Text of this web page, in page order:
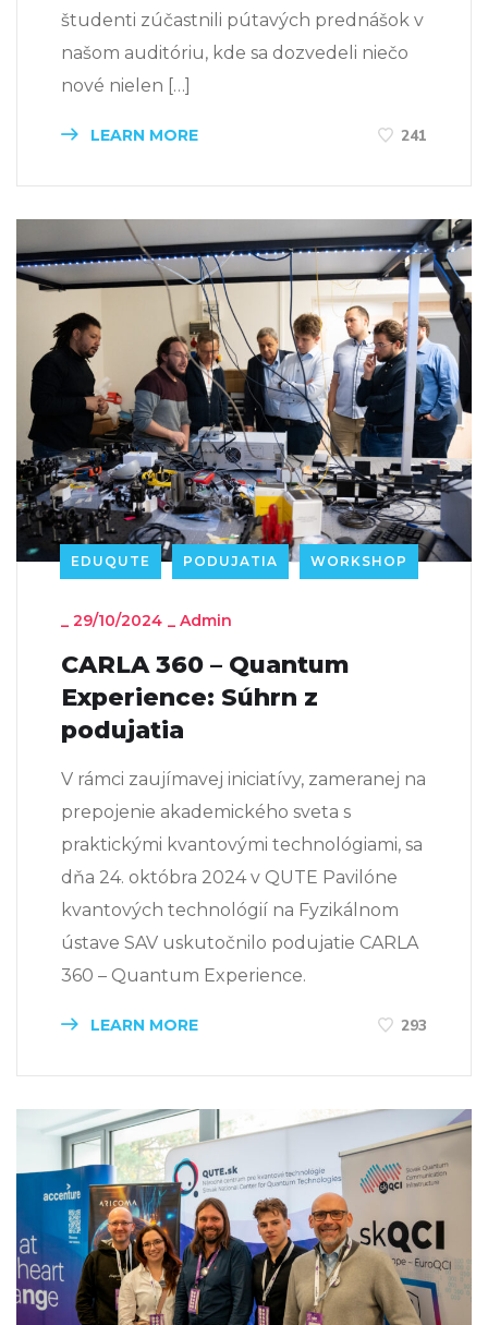
študenti zúčastnili pútavých prednášok v
našom auditóriu, kde sa dozvedeli niečo
nové nielen […]
LEARN MORE 241
EDUQUTE PODUJATIA WORKSHOP
_ 29/10/2024 _ Admin
CARLA 360 – Quantum
Experience: Súhrn z
podujatia
V rámci zaujímavej iniciatívy, zameranej na
prepojenie akademického sveta s
praktickými kvantovými technológiami, sa
dňa 24. októbra 2024 v QUTE Pavilóne
kvantových technológií na Fyzikálnom
ústave SAV uskutočnilo podujatie CARLA
360 – Quantum Experience.
LEARN MORE 293